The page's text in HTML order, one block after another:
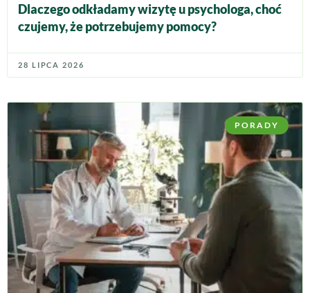
Dlaczego odkładamy wizytę u psychologa, choć
czujemy, że potrzebujemy pomocy?
28 LIPCA 2026
PORADY